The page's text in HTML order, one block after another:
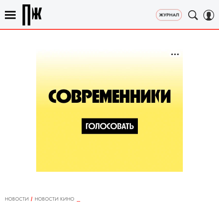
НОВОСТИ
НОВОСТИ КИНО